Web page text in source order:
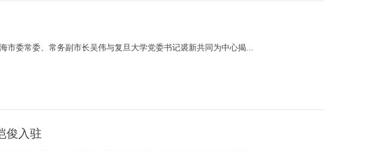
委常委、常务副市长吴伟与复旦大学党委书记裘新共同为中心揭...
俊入驻